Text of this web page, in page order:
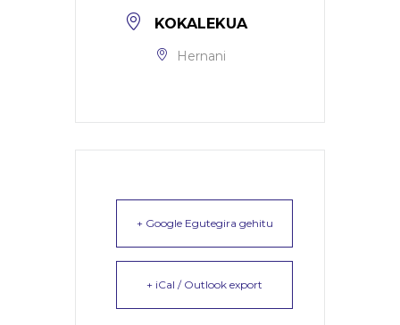
KOKALEKUA
Hernani
+ Google Egutegira gehitu
+ iCal / Outlook export